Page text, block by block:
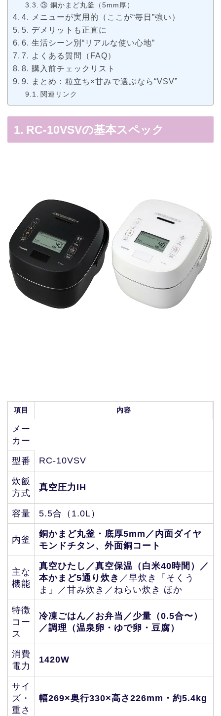
③ 銅かまど丸釜（5mm厚）
4. メニューが実用的（ここが“毎日”強い）
5. デメリットも正直に
6. 生活シーン別“リアルな使い心地”
7. よくある質問（FAQ）
8. 購入前チェックリスト
9. まとめ：粒立ち×甘みで選ぶなら“VSV”
関連リンク
1. RC-10VSVの基本スペック
項目 内容
メー
カー
型番 RC-10VSV
炊飯
方式
真空圧力IH
容量 5.5合（1.0L）
内釜
銅かまど丸釜・底厚5mm／内面ダイヤ
モンドチタン、外面銅コート
主な
機能
真空ひたし／真空保温（白米40時間）／
本かまど5通り炊き ／早炊き「そくう
ま」／甘み炊き／ねらい炊き ほか
特徴
コー
ス
冷凍ごはん／お弁当／少量（0.5合〜）
／調理（温泉卵・ゆで卵・豆腐）
消費
電力
1420W
サイ
ズ・
重さ
幅269×奥行330×高さ226mm・約5.4kg